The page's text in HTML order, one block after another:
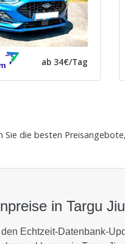
ab 34€/Tag
Sie die besten
in Targu
Echtzeit-Datenbank-